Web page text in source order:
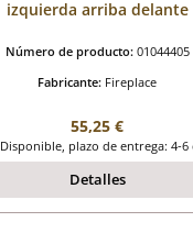
izquierda arriba delante
Número de producto: 01044405
Fabricante: Fireplace
Precio normal:
55,25 €
Disponible, plazo de entrega: 4-6
Detalles